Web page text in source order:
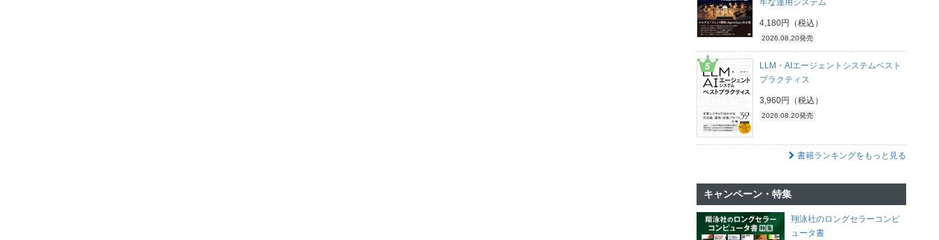
4,180円（税込）
2026.08.20発売
LLM・AIエージェントシステムベスト
プラクティス
3,960円（税込）
2026.08.20発売
書籍ランキングをもっと見る
キャンペーン・特集
翔泳社のロングセラーコンピ
ュータ書